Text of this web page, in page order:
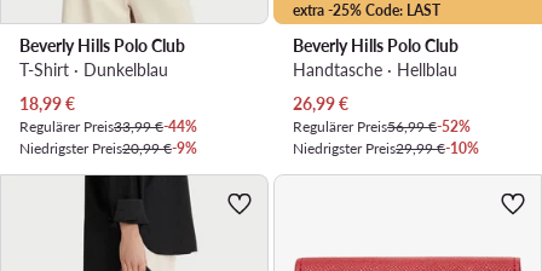
Beverly Hills Polo Club
T-Shirt · Dunkelblau
Aktueller Preis
18,99€
Regulärer Preis33,99 €-44%
Niedrigster Preis20,99 €-9%
extra -25% Code: LAST
Beverly Hills Polo Club
Handtasche · Hellblau
Aktueller Preis
26,99€
Regulärer Preis56,99 €-52%
Niedrigster Preis29,99 €-10%